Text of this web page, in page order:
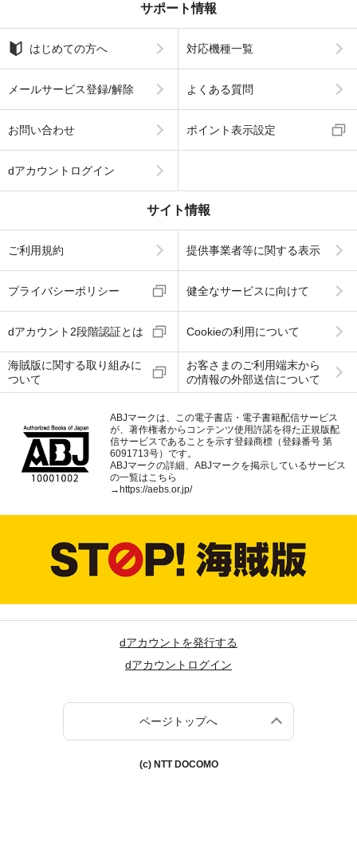
サポート情報
はじめての方へ 対応機種一覧
メールサービス登録/解除 よくある質問
お問い合わせ ポイント表示設定
dアカウントログイン
サイト情報
ご利用規約 提供事業者等に関する表示
プライバシーポリシー 健全なサービスに向けて
dアカウント2段階認証とは Cookieの利用について
海賊版に関する取り組みに
ついて
お客さまのご利用端末から
の情報の外部送信について
ABJマークは、この電子書店・電子書籍配信サービス
が、著作権者からコンテンツ使用許諾を得た正規版配
信サービスであることを示す登録商標（登録番号 第
6091713号）です。
ABJマークの詳細、ABJマークを掲示しているサービス
の一覧はこちら
→https://aebs.or.jp/
dアカウントを発行する
dアカウントログイン
ページトップへ
(c) NTT DOCOMO